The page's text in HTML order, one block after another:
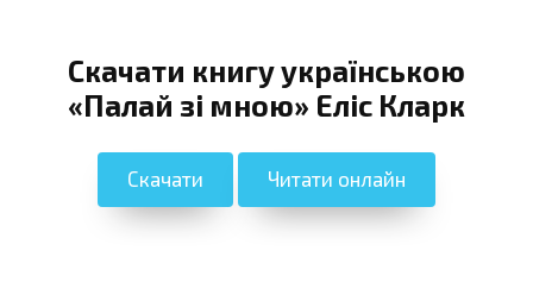
Скачати книгу українською
«Палай зі мною» Еліс Кларк
Скачати Читати онлайн